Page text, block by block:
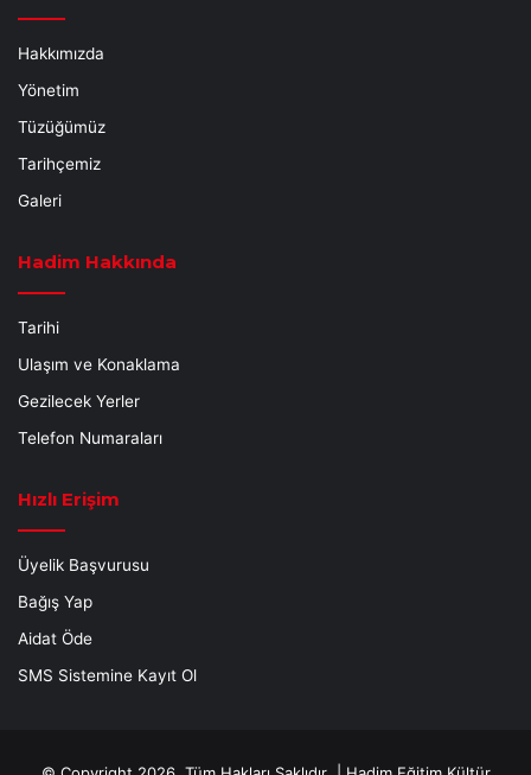
Hakkımızda
Yönetim
Tüzüğümüz
Tarihçemiz
Galeri
Hadim Hakkında
Tarihi
Ulaşım ve Konaklama
Gezilecek Yerler
Telefon Numaraları
Hızlı Erişim
Üyelik Başvurusu
Bağış Yap
Aidat Öde
SMS Sistemine Kayıt Ol